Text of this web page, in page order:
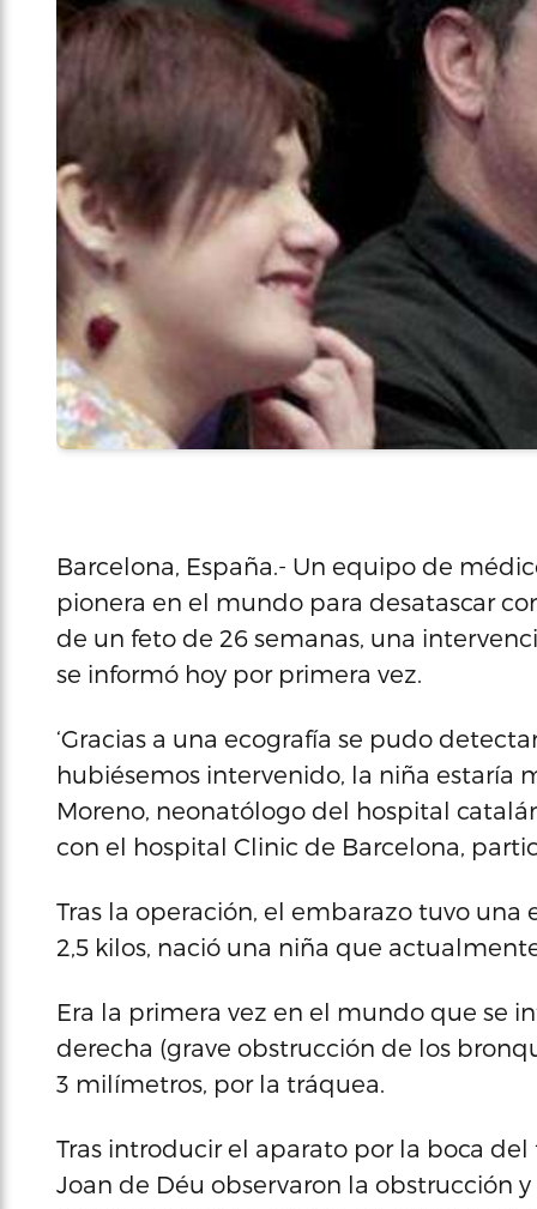
Barcelona, España.- Un equipo de
pionera en el mundo para desatascar
de un feto de 26 semanas, una
se informó hoy por primera vez.
‘Gracias a una ecografía se pudo
hubiésemos intervenido, la niña estaría
Moreno, neonatólogo del hospital
con el hospital Clinic de Barcelona,
Tras la operación, el embarazo tuvo una
2,5 kilos, nació una niña que
Era la primera vez en el mundo que se
derecha (grave obstrucción de los
3 milímetros, por la tráquea.
Tras introducir el aparato por la boca
Joan de Déu observaron la obstrucción